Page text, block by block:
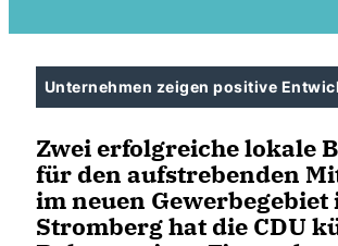
Unternehmen zeigen positive
Zwei erfolgreiche lokale
für den aufstrebenden
im neuen Gewerbegebiet
Stromberg hat die CDU